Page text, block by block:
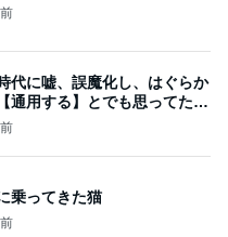
代に嘘、誤魔化し、はぐらか
通用する】とでも思ってたん
乗ってきた猫